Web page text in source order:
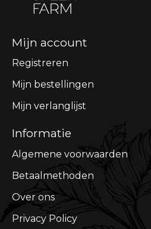
Mijn account
Registreren
Mijn bestellingen
Mijn verlanglijst
Informatie
Algemene voorwaarden
Betaalmethoden
Over ons
Privacy Policy